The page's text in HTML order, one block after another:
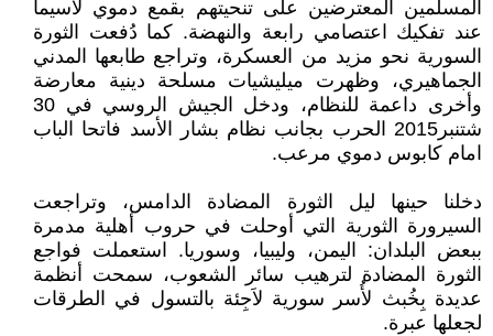
المسلمين المعترضين على تنحيتهم بقمع دموي لاسيما
عند تفكيك اعتصامي رابعة والنهضة. كما دُفعت الثورة
السورية نحو مزيد من العسكرة، وتراجع طابعها المدني
الجماهيري، وظهرت ميليشيات مسلحة دينية معارضة
وأخرى داعمة للنظام، ودخل الجيش الروسي في 30
شتنبر2015 الحرب بجانب نظام بشار الأسد فاتحا الباب
امام كابوس دموي مرعب.
دخلنا حينها ليل الثورة المضادة الدامس، وتراجعت
السيرورة الثورية التي أوحلت في حروب أهلية مدمرة
ببعض البلدان: اليمن، وليبيا، وسوريا. استعملت فواجع
الثورة المضادة لترهيب سائر الشعوب، سمحت أنظمة
عديدة بِخُبث لأُسر سورية لاَجِئة بالتسول في الطرقات
لجعلها عبرة.